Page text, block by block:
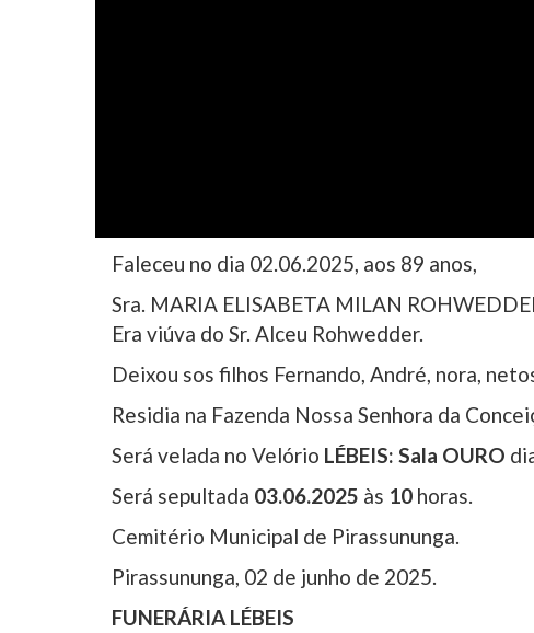
Faleceu no dia 02.06.2025, aos 89 anos,
Sra. MARIA ELISABETA MILAN
Era viúva do Sr. Alceu Rohwedder.
Deixou sos filhos Fernando, André, nora,
Residia na Fazenda Nossa Senhora da
Será velada no Velório LÉBEIS: Sala OURO
Será sepultada 03.06.2025 às 10 horas.
Cemitério Municipal de Pirassununga.
Pirassununga, 02 de junho de 2025.
FUNERÁRIA LÉBEIS